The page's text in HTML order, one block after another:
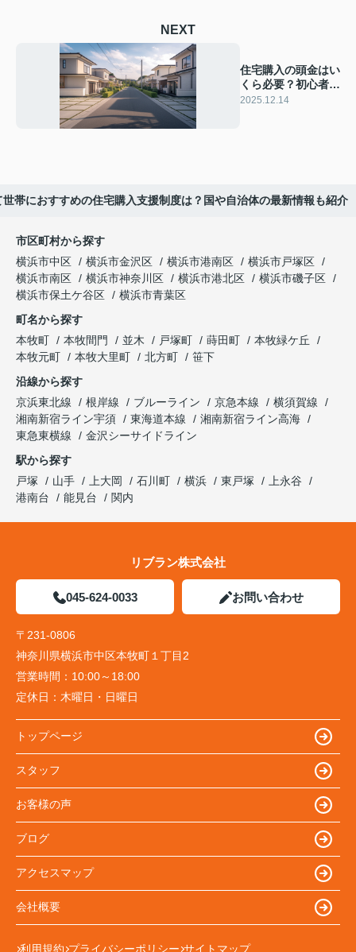
NEXT
住宅購入の頭金はい
くら必要？初心者が
知りたい目安とポイ
2025.12.14
世帯におすすめの住宅購入支援制度は？国や自治体の最新情報も紹介
市区町村から探す
横浜市中区
横浜市金沢区 横浜市港南区
横浜市戸塚区
横浜市南区
横浜市神奈川区 横浜市港北区
横浜市磯子区
横浜市保土ケ谷区
横浜市青葉区
町名から探す
本牧町
本牧間門 並木 戸塚町 蒔田町
本牧緑ケ丘
本牧元町
本牧大里町 北方町
笹下
沿線から探す
京浜東北線
根岸線 ブルーライン 京急本線
横須賀線
湘南新宿ライン宇須
東海道本線
湘南新宿ライン高海
東急東横線
金沢シーサイドライン
駅から探す
戸塚
山手 上大岡 石川町 横浜 東戸塚
上永谷
港南台
能見台 関内
リブラン株式会社
045-624-0033 お問い合わせ
〒231-0806
神奈川県横浜市中区本牧町１丁目2
営業時間： 10:00～18:00
定休日： 木曜日・日曜日
トップページ
スタッフ
お客様の声
ブログ
アクセスマップ
会社概要
利用規約 プライバシーポリシー サイトマップ